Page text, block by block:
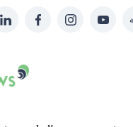
LinkedInFacebookInstagram